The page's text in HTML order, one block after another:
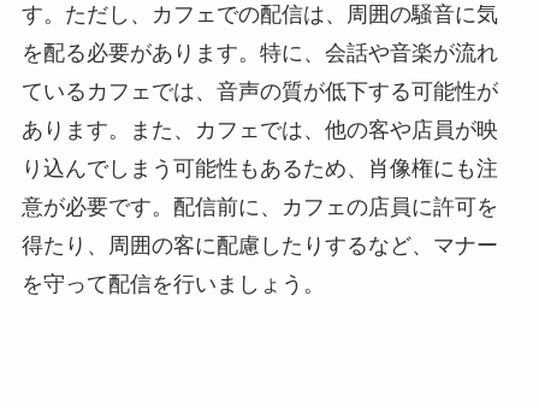
す。ただし、カフェでの配信は、周囲の騒音に気
を配る必要があります。特に、会話や音楽が流れ
ているカフェでは、音声の質が低下する可能性が
あります。また、カフェでは、他の客や店員が映
り込んでしまう可能性もあるため、肖像権にも注
意が必要です。配信前に、カフェの店員に許可を
得たり、周囲の客に配慮したりするなど、マナー
を守って配信を行いましょう。